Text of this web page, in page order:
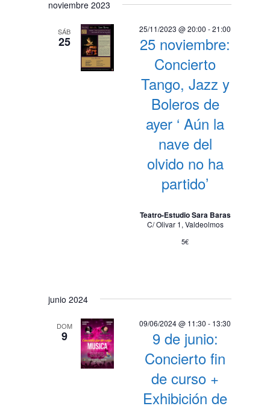
noviembre 2023
SÁB
25
25 noviembre:
Concierto
Tango, Jazz y
Boleros de
ayer ‘ Aún la
nave del
olvido no ha
partido’
25/11/2023 @ 20:00 -21:00
Teatro-Estudio Sara Baras
C/ Olivar 1, Valdeolmos
5€
junio 2024
DOM
9
9 de junio:
Concierto fin
de curso +
Exhibición de
09/06/2024 @ 11:30 - 13:30